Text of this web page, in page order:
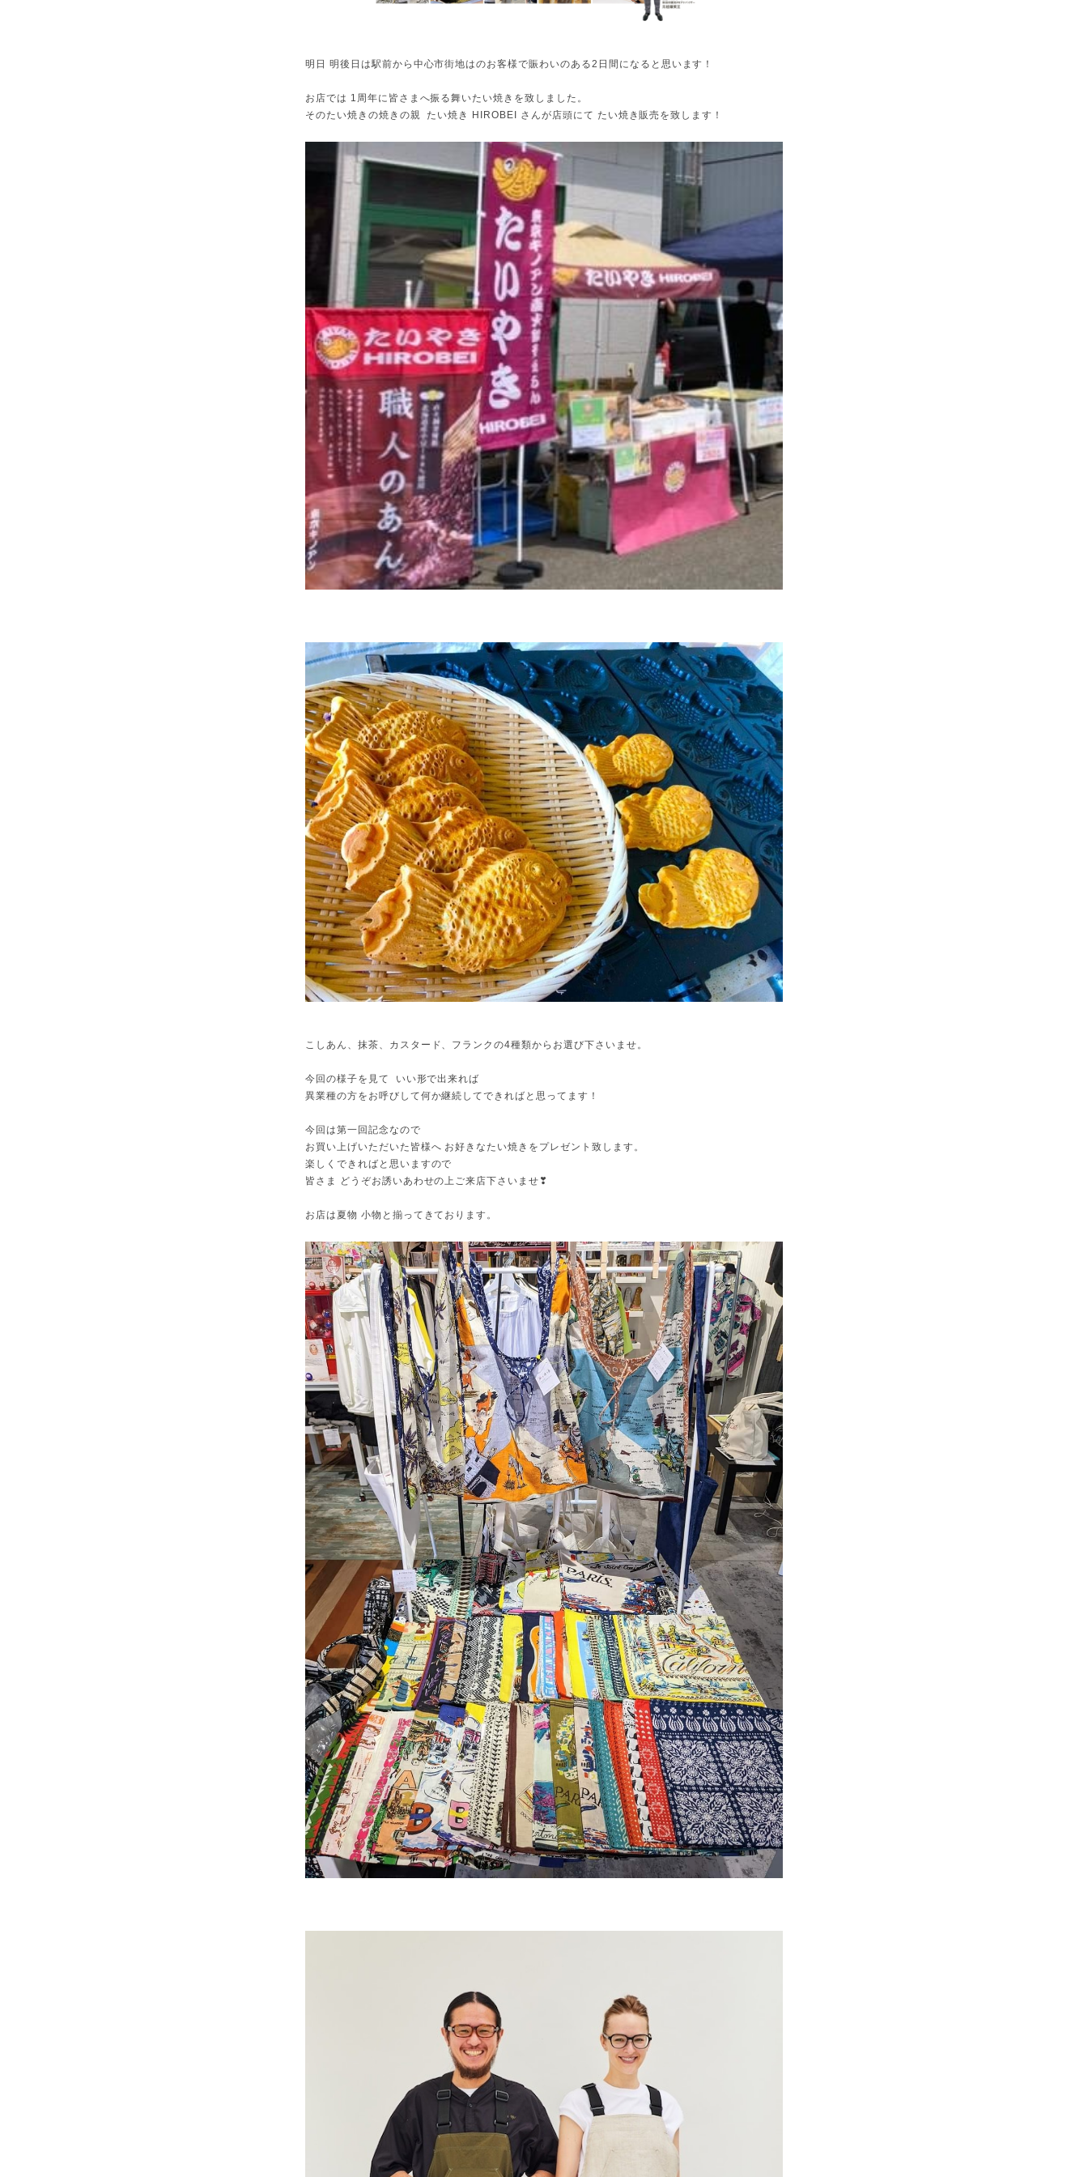
明日 明後日は駅前から中心市街地はのお客様で賑わいのある2日間になると思います！
お店では 1周年に皆さまへ振る舞いたい焼きを致しました。
そのたい焼きの焼きの親 たい焼き HIROBEI さんが店頭にて たい焼き販売を致します！
こしあん、抹茶、カスタード、フランクの4種類からお選び下さいませ。
今回の様子を見て いい形で出来れば
異業種の方をお呼びして何か継続してできればと思ってます！
今回は第一回記念なので
お買い上げいただいた皆様へ お好きなたい焼きをプレゼント致します。
楽しくできればと思いますので
皆さま どうぞお誘いあわせの上ご来店下さいませ❣
お店は夏物 小物と揃ってきております。